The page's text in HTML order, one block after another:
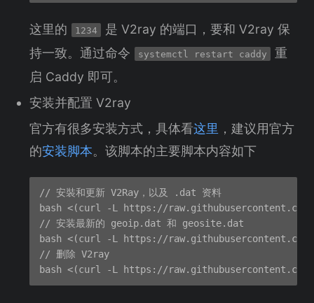
这里的 1234
是 V2ray 的端口，要和 V2ray 保
持一致。通过命令
systemctl restart caddy
重
启 Caddy 即可。
安装并配置 V2ray
官方有很多安装方式，具体看这里 ，建议用官方
的安装脚本。该脚本的主要脚本内容如下
// 安裝和更新 V2Ray，以及 .dat 资料
bash <(curl -L https://
// 安装最新的 geoip.dat 和 geosite.dat
bash <(curl -L https://
// 删除 V2ray